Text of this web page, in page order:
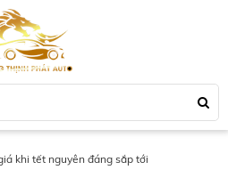
khi tết nguyên đáng sắp tới